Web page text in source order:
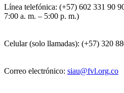
Línea telefónica: (+57) 602 331 90
7:00 a. m. – 5:00 p. m.)
Celular (solo llamadas): (+57) 320
Correo electrónico: siau@fvl.org.co